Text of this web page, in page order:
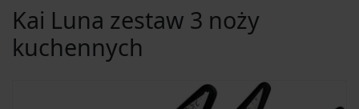
Kai Luna zestaw 3 noży
kuchennych